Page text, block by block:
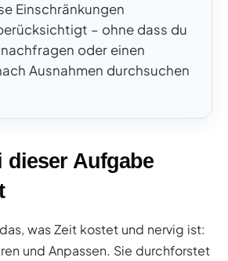
Einschränkungen
– ohne dass du
oder einen
Ausnahmen durchsuchen
dieser Aufgabe
was Zeit kostet und nervig ist:
und Anpassen. Sie durchforstet